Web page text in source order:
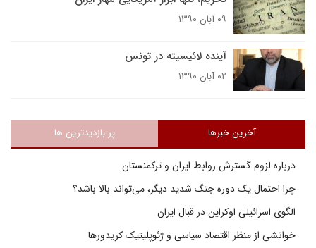
۰۹ آبان ۱۳۹۰
آینده لائیسیته در تونس
۰۲ آبان ۱۳۹۰
آخرین خبرها پر بازدیدترین ها
درباره لزوم گسترش روابط ایران و ترکمنستان
چرا احتمال یک دوره جنگ شدید دیگر، می‌تواند بالا باشد؟
الگوی اسرائیلی اوکراین در قبال ایران
خوانشی از منظر اقتصاد سیاسی و ژئوپلیتیک کریدورها